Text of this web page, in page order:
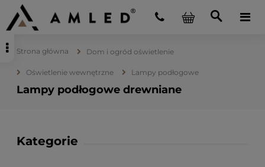
Strona główna Dom i ogród oświetlenie
Oświetlenie wewnętrzne Lampy podłogowe
Lampy podłogowe drewniane
Kategorie